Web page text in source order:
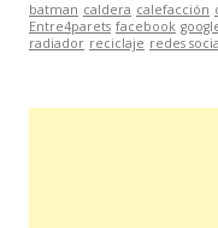
batman caldera calefacción
Entre4parets facebook
radiador reciclaje redes